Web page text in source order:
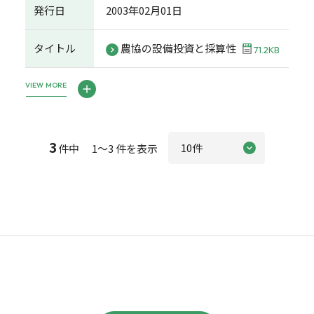
発行日 2003年02月01日
タイトル 農協の設備投資と採算性 71.2KB
VIEW MORE
3件中 1～3 件を表示